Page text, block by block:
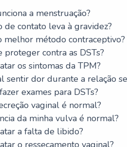
a menstruação?
de contato leva à gravidez?
melhor método contraceptivo?
proteger contra as DSTs?
os sintomas da TPM?
sentir dor durante a relação
exames para DSTs?
vaginal é normal?
da minha vulva é normal?
a falta de libido?
o ressecamento vaginal?